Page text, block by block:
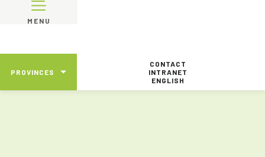
MENU
PROVINCES
CONTACT
INTRANET
ENGLISH